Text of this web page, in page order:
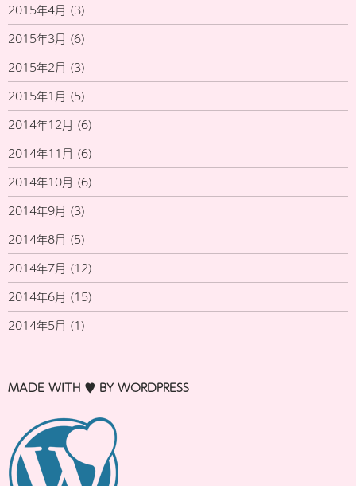
2015年4月 (3)
2015年3月 (6)
2015年2月 (3)
2015年1月 (5)
2014年12月 (6)
2014年11月 (6)
2014年10月 (6)
2014年9月 (3)
2014年8月 (5)
2014年7月 (12)
2014年6月 (15)
2014年5月 (1)
MADE WITH ♥ BY WORDPRESS